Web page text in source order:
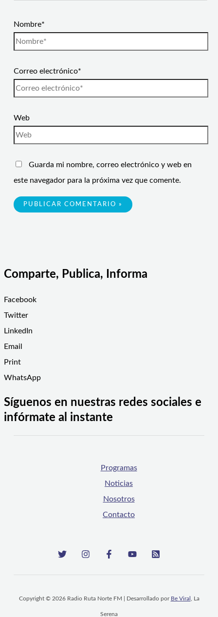
Nombre*
Correo electrónico*
Web
Guarda mi nombre, correo electrónico y web en
este navegador para la próxima vez que comente.
Comparte, Publica, Informa
Facebook
Twitter
LinkedIn
Email
Print
WhatsApp
Síguenos en nuestras redes sociales e
infórmate al instante
Programas
Noticias
Nosotros
Contacto
Copyright © 2026 Radio Ruta Norte FM | Desarrollado por Be Viral , La
Serena